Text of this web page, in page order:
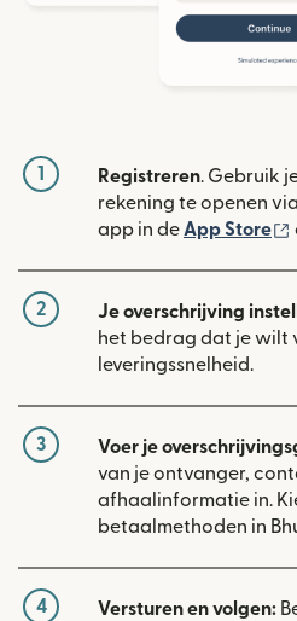
1 Registreren. Gebruik
rekening te openen
app in de App Store
2 Je overschrijving
het bedrag dat je wilt
leveringssnelheid.
3 Voer je
van je ontvanger,
afhaalinformatie in.
betaalmethoden in
4 Versturen en volgen: